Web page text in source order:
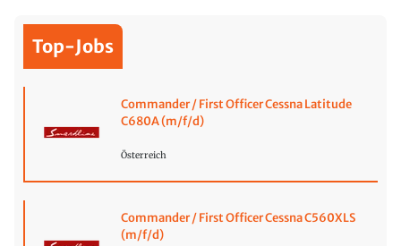
Top-Jobs
Commander / First Officer Cessna Latitude
C680A (m/f/d)
Österreich
Commander / First Officer Cessna C560XLS
(m/f/d)